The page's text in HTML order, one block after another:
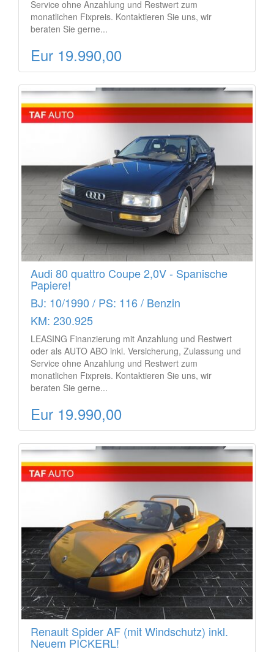
Service ohne Anzahlung und Restwert zum
monatlichen Fixpreis. Kontaktieren Sie uns, wir
beraten Sie gerne...
Eur 19.990,00
Audi 80 quattro Coupe 2,0V - Spanische
Papiere!
BJ: 10/1990 / PS: 116 / Benzin
KM: 230.925
LEASING Finanzierung mit Anzahlung und Restwert
oder als AUTO ABO inkl. Versicherung, Zulassung und
Service ohne Anzahlung und Restwert zum
monatlichen Fixpreis. Kontaktieren Sie uns, wir
beraten Sie gerne...
Eur 19.990,00
Renault Spider AF (mit Windschutz) inkl.
Neuem PICKERL!